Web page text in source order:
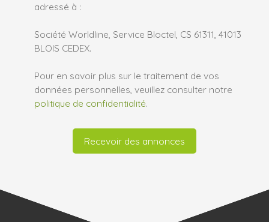
adressé à :
Société Worldline, Service Bloctel, CS 61311, 41013
BLOIS CEDEX.
Pour en savoir plus sur le traitement de vos
données personnelles, veuillez consulter notre
politique de confidentialité.
Recevoir des annonces